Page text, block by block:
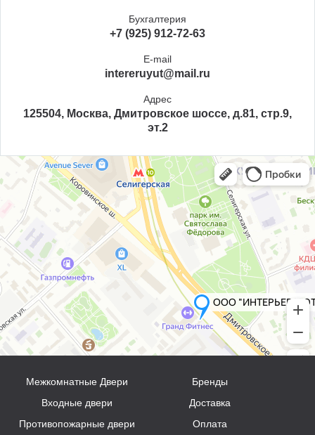
Бухгалтерия
+7 (925) 912-72-63
E-mail
intereruyut@mail.ru
Адрес
125504, Москва, Дмитровское шоссе, д.81, стр.9,
эт.2
Межкомнатные Двери
Входные двери
Противопожарные двери
Бренды
Доставка
Оплата